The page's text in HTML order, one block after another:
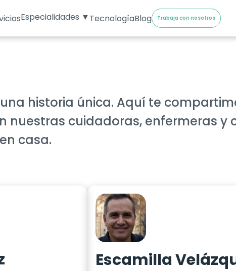
Especialidades ▼TecnologíaBlog Trabaja con nosotros
historia única. Aquí te
nuestras cuidadoras, enfermeras y
casa.
Escamilla